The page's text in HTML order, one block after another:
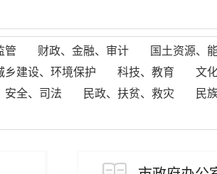
管 财政、金融、审计 国土资源、
乡建设、环境保护 科技、教育 文
安全、司法 民政、扶贫、救灾 民